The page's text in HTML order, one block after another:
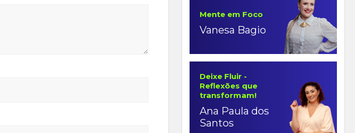
Mente em Foco
Vanesa Bagio
Deixe Fluir -
Reflexões que
transformam!
Ana Paula dos
Santos